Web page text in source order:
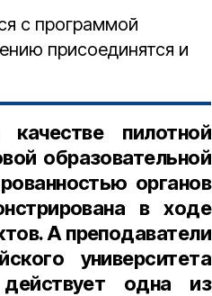
с программой
присоединятся и
пилотной
образовательной
органов
в ходе
А преподаватели
университета
одна из